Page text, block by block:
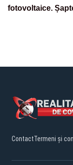
fotovoltaice.
ContactTermeni și